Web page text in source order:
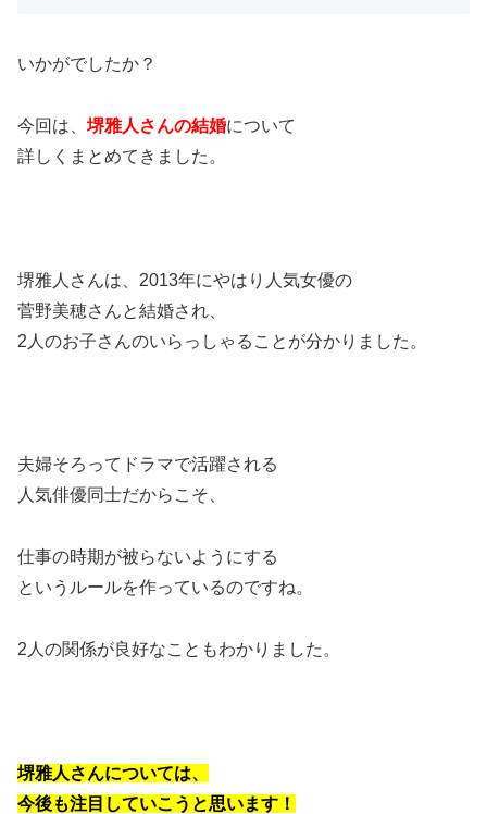
いかがでしたか？
今回は、 堺雅人さんの結婚について
詳しくまとめてきました。
堺雅人さんは、2013年にやはり人気女優の
菅野美穂さんと結婚され、
2人のお子さんのいらっしゃることが分かりました。
夫婦そろってドラマで活躍される
人気俳優同士だからこそ、
仕事の時期が被らないようにする
というルールを作っているのですね。
2人の関係が良好なこともわかりました。
堺雅人さんについては、
今後も注目していこうと思います！